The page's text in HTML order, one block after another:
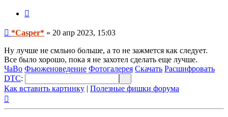
Сообщение
*Casper* » 20 апр 2023, 15:03
Ну лучше не смльно больше, а то не зажмется как следует.
Все было хорошо, пока я не захотел сделать еще лучше.
ЧаВо Фьюженоведение Фотогалерея Скачать Расшифровать
DTC:
Как вставить картинку | Полезные фишки форума